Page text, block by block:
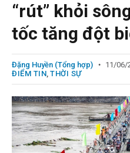
“rút” khỏi
tốc tăng đột
Đặng Huyền (Tổng hợp)
11/06/
ĐIỂM TIN, THỜI SỰ